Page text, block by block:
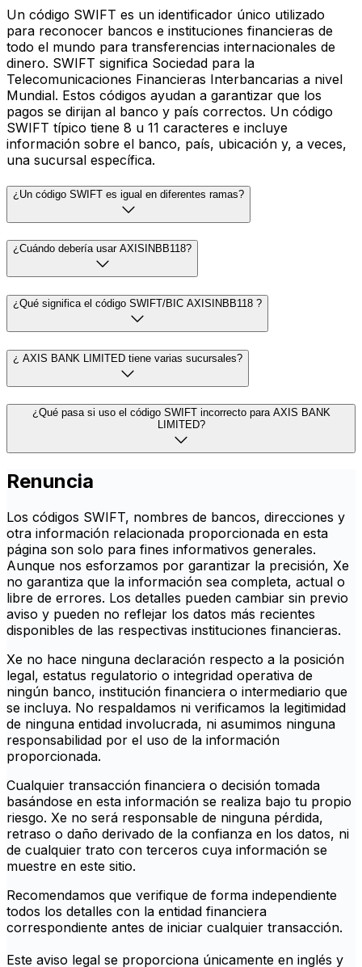
Un código SWIFT es un identificador único utilizado
para reconocer bancos e instituciones financieras de
todo el mundo para transferencias internacionales de
dinero. SWIFT significa Sociedad para la
Telecomunicaciones Financieras Interbancarias a nivel
Mundial. Estos códigos ayudan a garantizar que los
pagos se dirijan al banco y país correctos. Un código
SWIFT típico tiene 8 u 11 caracteres e incluye
información sobre el banco, país, ubicación y, a veces,
una sucursal específica.
¿Un código SWIFT es igual en diferentes ramas?
¿Cuándo debería usar AXISINBB118?
¿Qué significa el código SWIFT/BIC AXISINBB118 ?
¿ AXIS BANK LIMITED tiene varias sucursales?
¿Qué pasa si uso el código SWIFT incorrecto para AXIS BANK
LIMITED?
Renuncia
Los códigos SWIFT, nombres de bancos, direcciones y
otra información relacionada proporcionada en esta
página son solo para fines informativos generales.
Aunque nos esforzamos por garantizar la precisión, Xe
no garantiza que la información sea completa, actual o
libre de errores. Los detalles pueden cambiar sin previo
aviso y pueden no reflejar los datos más recientes
disponibles de las respectivas instituciones financieras.
Xe no hace ninguna declaración respecto a la posición
legal, estatus regulatorio o integridad operativa de
ningún banco, institución financiera o intermediario que
se incluya. No respaldamos ni verificamos la legitimidad
de ninguna entidad involucrada, ni asumimos ninguna
responsabilidad por el uso de la información
proporcionada.
Cualquier transacción financiera o decisión tomada
basándose en esta información se realiza bajo tu propio
riesgo. Xe no será responsable de ninguna pérdida,
retraso o daño derivado de la confianza en los datos, ni
de cualquier trato con terceros cuya información se
muestre en este sitio.
Recomendamos que verifique de forma independiente
todos los detalles con la entidad financiera
correspondiente antes de iniciar cualquier transacción.
Este aviso legal se proporciona únicamente en inglés y